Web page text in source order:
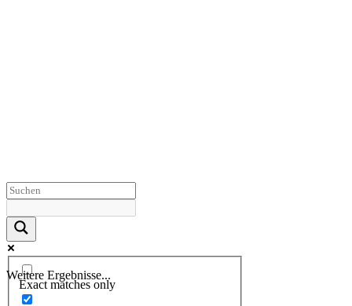
Weitere Ergebnisse...
Exact matches only